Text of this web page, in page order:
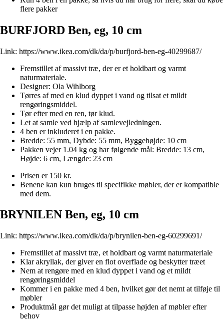
flere pakker
BURFJORD Ben, eg, 10 cm
Link: https://www.ikea.com/dk/da/p/burfjord-ben-eg-40299687/
Fremstillet af massivt træ, der er et holdbart og varmt
naturmateriale.
Designer: Ola Wihlborg
Tørres af med en klud dyppet i vand og tilsat et mildt
rengøringsmiddel.
Tør efter med en ren, tør klud.
Let at samle ved hjælp af samlevejledningen.
4 ben er inkluderet i en pakke.
Bredde: 55 mm, Dybde: 55 mm, Byggehøjde: 10 cm
Pakken vejer 1.04 kg og har følgende mål: Bredde: 13 cm,
Højde: 6 cm, Længde: 23 cm
Prisen er 150 kr.
Benene kan kun bruges til specifikke møbler, der er kompatible
med dem.
BRYNILEN Ben, eg, 10 cm
Link: https://www.ikea.com/dk/da/p/brynilen-ben-eg-60299691/
Fremstillet af massivt træ, et holdbart og varmt naturmateriale
Klar akryllak, der giver en flot overflade og beskytter træet
Nem at rengøre med en klud dyppet i vand og et mildt
rengøringsmiddel
Kommer i en pakke med 4 ben, hvilket gør det nemt at tilføje til
møbler
Produktmål gør det muligt at tilpasse højden af møbler efter
behov